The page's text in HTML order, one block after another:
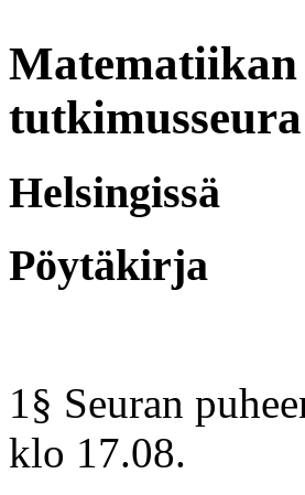
Matematiikan
Helsingissä
Pöytäkirja
1§ Seuran
klo 17.08.